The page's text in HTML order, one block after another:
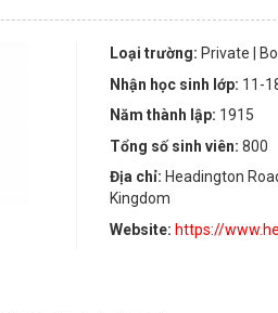
Loại trường: Private |
Nhận học sinh lớp: 11-
Năm thành lập: 1915
Tổng số sinh viên:800
Địa chỉ: Headington
Kingdom
Website:https://